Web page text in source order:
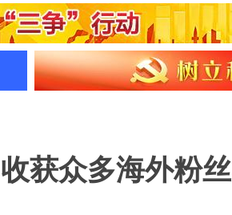
获众多海外粉丝